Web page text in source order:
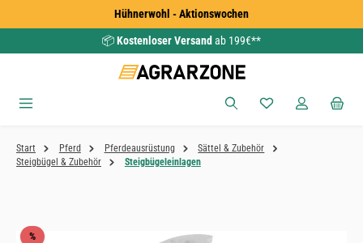
Zum Hauptinhalt springenHühnerwohl - Aktionswochen
📦Kostenloser Versand ab 199€**
Du hast 0
Start Pferd Pferdeausrüstung
Sättel & Zubehör
Steigbügel & Zubehör
Steigbügeleinlagen
Bildergalerie überspringen
%Rabatt